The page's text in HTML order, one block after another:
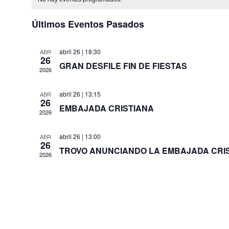
Últimos Eventos Pasados
ABR
26
2026
abril 26 | 18:30
GRAN DESFILE FIN DE FIESTAS
ABR
26
2026
abril 26 | 13:15
EMBAJADA CRISTIANA
ABR
26
2026
abril 26 | 13:00
TROVO ANUNCIANDO LA EMBAJADA